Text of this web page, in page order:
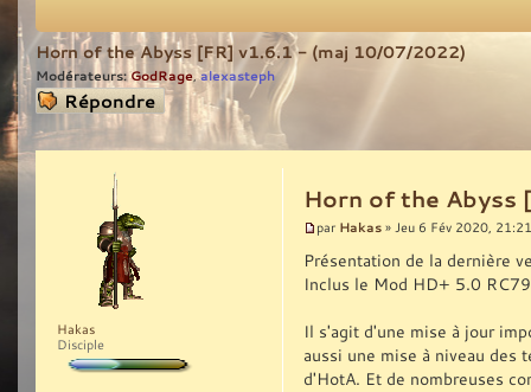
Horn of the Abyss [FR] v1.6.1 - (maj 10/07/2022)
Modérateurs: GodRage,alexasteph
Répondre
Horn of the
par Hakas » Jeu 6 Fév 2020, 21:21
Présentation de la dernière
Inclus le Mod HD+ 5.0 RC79
Il s'agit d'une mise à jour
aussi une mise à niveau des
d'HotA. Et de nombreuses
Hakas
Disciple